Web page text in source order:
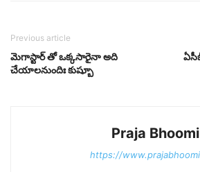
Previous article
మెగాస్టార్ తో ఒక్కసారైనా అది
చేయాలనుందిః కుష్బూ
Praja Bhoomi
https://